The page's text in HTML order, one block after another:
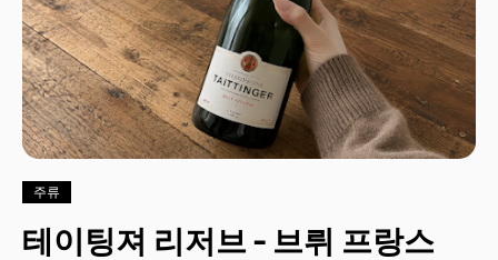
주류
테이팅져 리저브 - 브뤼 프랑스